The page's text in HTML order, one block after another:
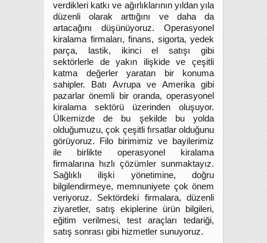
verdikleri katkı ve ağırlıklarının yıldan yıla
düzenli olarak arttığını ve daha da
artacağını düşünüyoruz. Operasyonel
kiralama firmaları, finans, sigorta, yedek
parça, lastik, ikinci el satışı gibi
sektörlerle de yakın ilişkide ve çeşitli
katma değerler yaratan bir konuma
sahipler. Batı Avrupa ve Amerika gibi
pazarlar önemli bir oranda, operasyonel
kiralama sektörü üzerinden oluşuyor.
Ülkemizde de bu şekilde bu yolda
olduğumuzu, çok çeşitli fırsatlar olduğunu
görüyoruz. Filo birimimiz ve bayilerimiz
ile birlikte operasyonel kiralama
firmalarına hızlı çözümler sunmaktayız.
Sağlıklı ilişki yönetimine, doğru
bilgilendirmeye, memnuniyete çok önem
veriyoruz. Sektördeki firmalara, düzenli
ziyaretler, satış ekiplerine ürün bilgileri,
eğitim verilmesi, test araçları tedariği,
satış sonrası gibi hizmetler sunuyoruz.